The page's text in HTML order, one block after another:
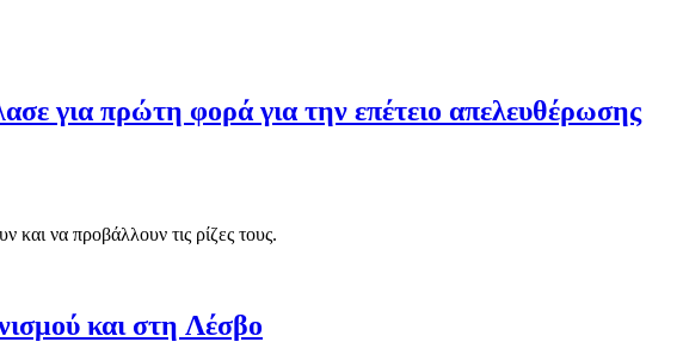
για πρώτη φορά για την επέτειο απελευθέρωσης
και να προβάλλουν τις ρίζες τους.
και στη Λέσβο